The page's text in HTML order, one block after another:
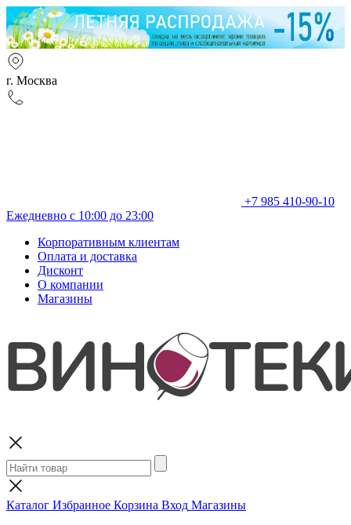
г. Москва
+7 985 410-90-10
Ежедневно с 10:00 до 23:00
Корпоративным клиентам
Оплата и доставка
Дисконт
О компании
Магазины
Каталог Избранное Корзина Вход Магазины